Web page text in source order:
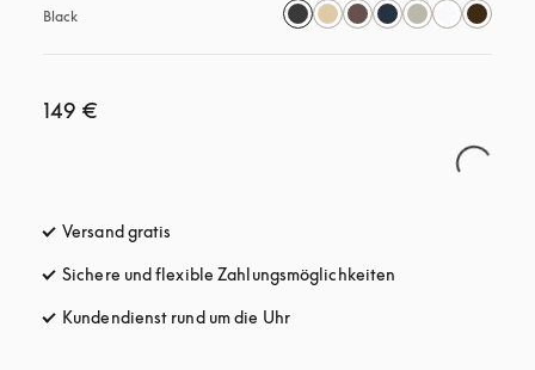
Black
149 €
Versand gratis
Sichere und flexible Zahlungsmöglichkeiten
Kundendienst rund um die Uhröffnet sich in einem neuen Tab